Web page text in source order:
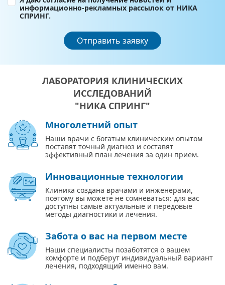
информационно-рекламных рассылок от НИКА
СПРИНГ.
Отправить заявку
ЛАБОРАТОРИЯ КЛИНИЧЕСКИХ
ИССЛЕДОВАНИЙ
"НИКА СПРИНГ"
Многолетний опыт
Наши врачи с богатым клиническим опытом
поставят точный диагноз и составят
эффективный план лечения за один прием.
Инновационные технологии
Клиника создана врачами и инженерами,
поэтому вы можете не сомневаться: для вас
доступны самые актуальные и передовые
методы диагностики и лечения.
Забота о вас на первом месте
Наши специалисты позаботятся о вашем
комфорте и подберут индивидуальный вариант
лечения, подходящий именно вам.